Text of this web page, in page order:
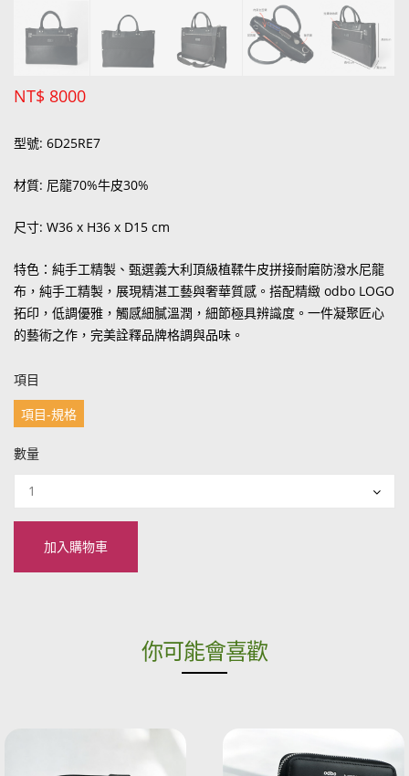
NT$ 8000
型號: 6D25RE7
材質: 尼龍70%牛皮30%
尺寸: W36 x H36 x D15 cm
特色：純手工精製、甄選義大利頂級植鞣牛皮拼接耐磨防潑水尼龍
布，純手工精製，展現精湛工藝與奢華質感。搭配精緻 odbo LOGO
拓印，低調優雅，觸感細膩溫潤，細節極具辨識度。一件凝聚匠心
的藝術之作，完美詮釋品牌格調與品味。
項目
項目-規格
數量
加入購物車
你可能會喜歡